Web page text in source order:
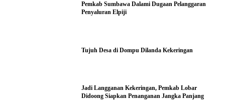
Pemkab Sumbawa Dalami Dugaan Pelanggaran
Penyaluran Elpiji
Tujuh Desa di Dompu Dilanda Kekeringan
Jadi Langganan Kekeringan, Pemkab Lobar
Didoong Siapkan Penanganan Jangka Panjang